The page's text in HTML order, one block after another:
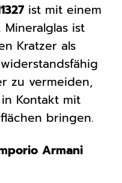
ist mit einem
ist
Kratzer als
zu vermeiden,
Kontakt mit
bringen.
Armani